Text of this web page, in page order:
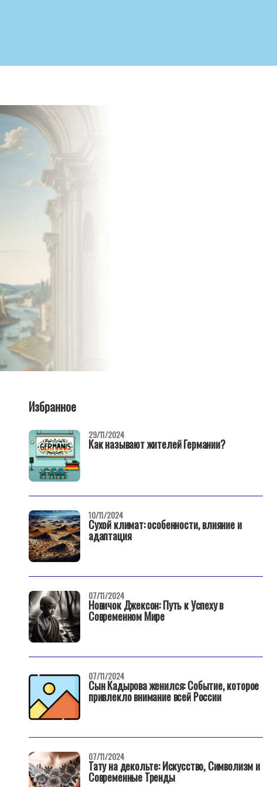
Избранное
Как называют жителей Германии?
29/11/2024
Сухой климат: особенности, влияние и
адаптация
10/11/2024
Новичок Джексон: Путь к Успеху в
Современном Мире
07/11/2024
Сын Кадырова женился: Событие, которое
привлекло внимание всей России
07/11/2024
Тату на декольте: Искусство, Символизм и
Современные Тренды
07/11/2024